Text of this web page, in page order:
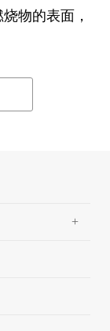
物的表面，
+